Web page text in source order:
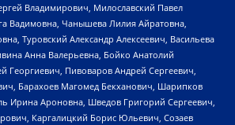
Владимирович, Милославский Павел
Вадимовна, Чанышева Лилия Айратовна,
Туровский Александр Алексеевич, Васильева
Анна Валерьевна, Бойко Анатолий
Георгиевич, Пивоваров Андрей Сергеевич,
Барахоев Магомед Бекханович, Шарипков
Ирина Ароновна, Шведов Григорий Сергеевич,
Каргалицкий Борис Юльевич, Созаев